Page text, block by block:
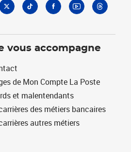
vous accompagne
de Mon Compte La Poste
et malentendants
des métiers bancaires
autres métiers